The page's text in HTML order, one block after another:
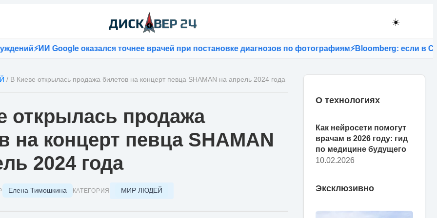
☀️
⚡ИИ Google оказался точнее врачей при постановке диагнозов по фотографиям⚡Bloomberg: если в США
/ В Киеве открылась продажа билетов на концерт певца SHAMAN на апрель 2024 года
открылась продажа
на концерт певца SHAMAN
2024 года
Елена Тимошкина КАТЕГОРИЯ МИР ЛЮДЕЙ
О технологиях
Как нейросети помогут
врачам в 2026 году: гид
по медицине будущего
10.02.2026
Эксклюзивно